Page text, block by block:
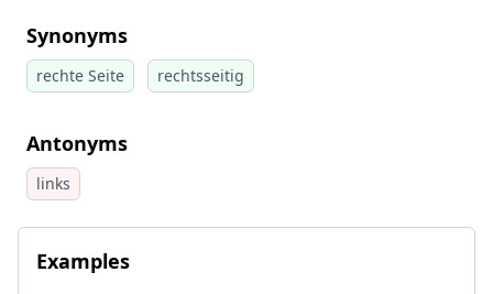
Synonyms
rechte Seite rechtsseitig
Antonyms
links
Examples